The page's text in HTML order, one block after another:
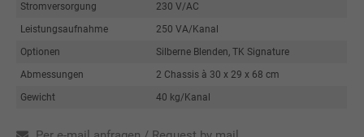
Stromversorgung
230 V/AC
Leistungsaufnahme
250 VA/Kanal
Optionen
Silberne Blenden, TK Signature
Abmessungen
2 Chassis à 30 x 29 x 68 cm
Gewicht
40 kg/Kanal